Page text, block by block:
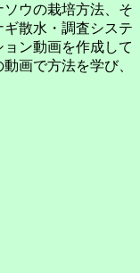
ウの栽培方法、そ
散水・調査システ
ン動画を作成して
画で方法を学び、